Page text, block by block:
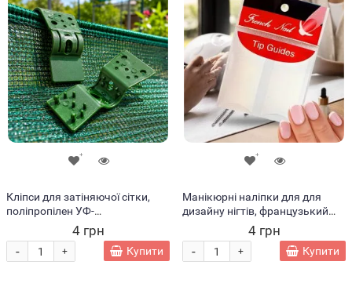
Кліпси для затіняючої сітки,
поліпропілен УФ-
стабілізований, затискачі для
кріплення сітки стяжками/
шнуром 71×33 мм 1 шт
4 грн
+
- Купити
Манікюрні наліпки для для
дизайну нігтів, французький
4 грн
+
- Купити